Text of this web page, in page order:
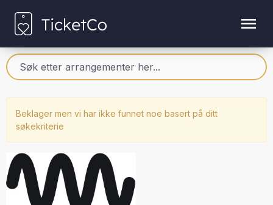
Beklager men vi har ikke funnet noe basert på ditt
søkekriterie